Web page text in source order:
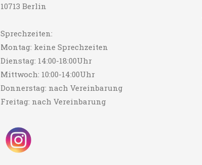
10713 Berlin
Sprechzeiten:
Montag: keine Sprechzeiten
Dienstag: 14:00-18:00Uhr
Mittwoch: 10:00-14:00Uhr
Donnerstag: nach Vereinbarung
Freitag: nach Vereinbarung